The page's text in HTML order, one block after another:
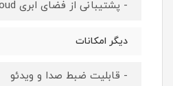
- پشتیبانی از فضای ابری Cloud
دیگر امکانات
- قابلیت ضبط صدا و ویدئو